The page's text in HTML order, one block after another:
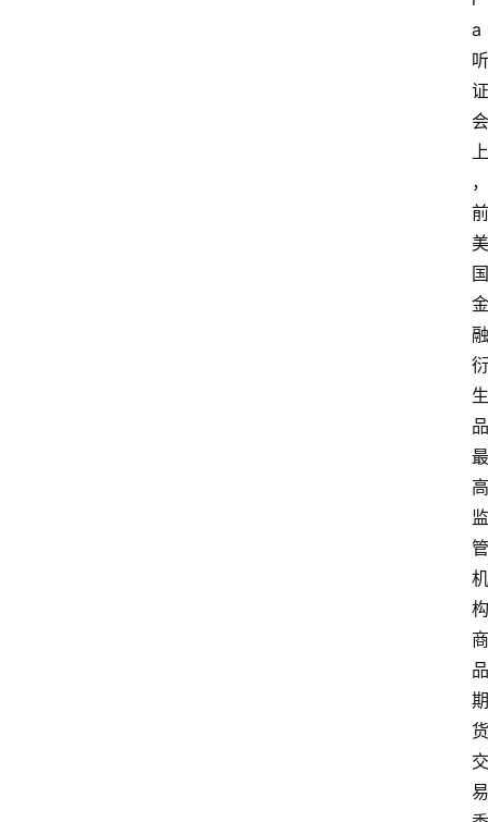
a
听
证
会
上
，
前
美
国
金
融
衍
生
品
最
高
监
管
机
构
商
品
期
货
交
易